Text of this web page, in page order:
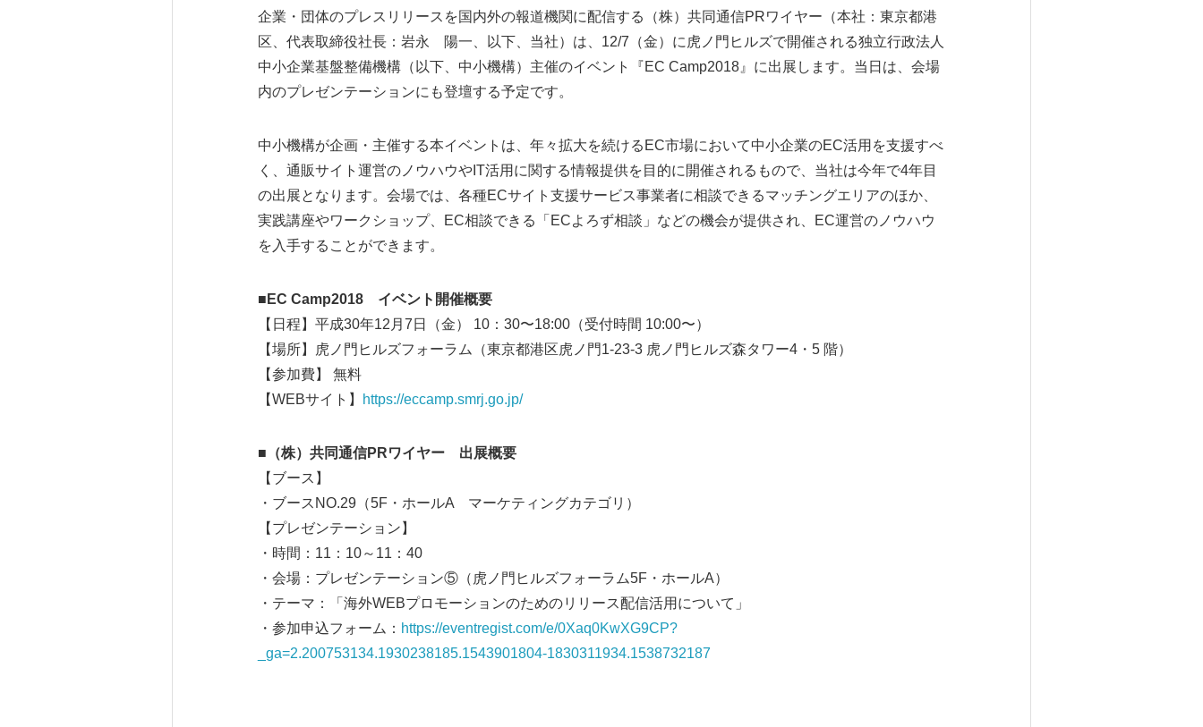
企業・団体のプレスリリースを国内外の報道機関に配信する（株）共同通信PRワイヤー（本社：東京都港
区、代表取締役社長：岩永 陽一、以下、当社）は、12/7（金）に虎ノ門ヒルズで開催される独立行政法人
中小企業基盤整備機構（以下、中小機構）主催のイベント『EC Camp2018』に出展します。当日は、会場
内のプレゼンテーションにも登壇する予定です。
中小機構が企画・主催する本イベントは、年々拡大を続けるEC市場において中小企業のEC活用を支援すべ
く、通販サイト運営のノウハウやIT活用に関する情報提供を目的に開催されるもので、当社は今年で4年目
の出展となります。会場では、各種ECサイト支援サービス事業者に相談できるマッチングエリアのほか、
実践講座やワークショップ、EC相談できる「ECよろず相談」などの機会が提供され、EC運営のノウハウ
を入手することができます。
■EC Camp2018 イベント開催概要
【日程】平成30年12月7日（金） 10：30〜18:00（受付時間 10:00〜）
【場所】虎ノ門ヒルズフォーラム（東京都港区虎ノ門1-23-3 虎ノ門ヒルズ森タワー4・5 階）
【参加費】 無料
【WEBサイト】
https://eccamp.smrj.go.jp/
■（株）共同通信PRワイヤー 出展概要
【ブース】
・ブースNO.29（5F・ホールA マーケティングカテゴリ）
【プレゼンテーション】
・時間：11：10～11：40
・会場：プレゼンテーション⑤（虎ノ門ヒルズフォーラム5F・ホールA）
・テーマ：「海外WEBプロモーションのためのリリース配信活用について」
・参加申込フォーム： https://eventregist.com/e/0Xaq0KwXG9CP?
_ga=2.200753134.1930238185.1543901804-1830311934.1538732187